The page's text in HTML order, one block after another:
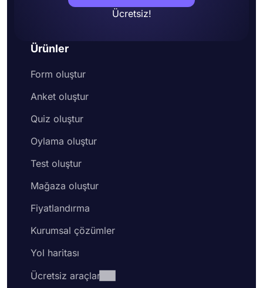
Ücretsiz!
Ürünler
Form oluştur
Anket oluştur
Quiz oluştur
Oylama oluştur
Test oluştur
Mağaza oluştur
Fiyatlandırma
Kurumsal çözümler
Yol haritası
Ücretsiz araçlar